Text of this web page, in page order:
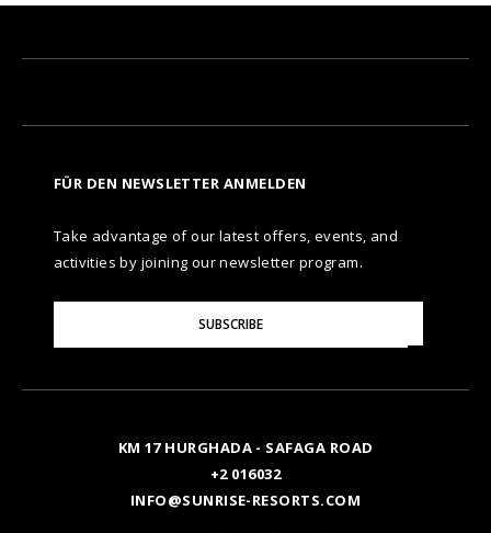
FÜR DEN NEWSLETTER ANMELDEN
Take advantage of our latest offers, events, and
activities by joining our newsletter program.
Your
SUBSCRIBE
KM 17 HURGHADA - SAFAGA ROAD
+2 016032
INFO@SUNRISE-RESORTS.COM